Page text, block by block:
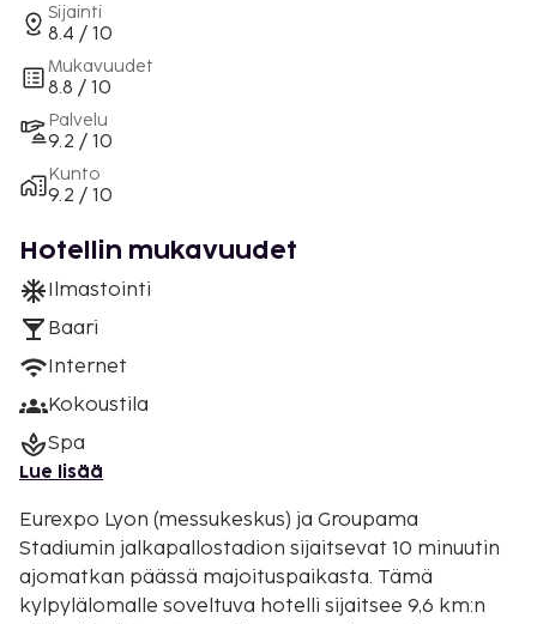
Sijainti
8.4 / 10
Mukavuudet
8.8 / 10
Palvelu
9.2 / 10
Kunto
9.2 / 10
Hotellin mukavuudet
Ilmastointi
Baari
Internet
Kokoustila
Spa
Lue lisää
Eurexpo Lyon (messukeskus) ja Groupama
Stadiumin jalkapallostadion sijaitsevat 10 minuutin
ajomatkan päässä majoituspaikasta. Tämä
kylpylälomalle soveltuva hotelli sijaitsee 9,6 km:n